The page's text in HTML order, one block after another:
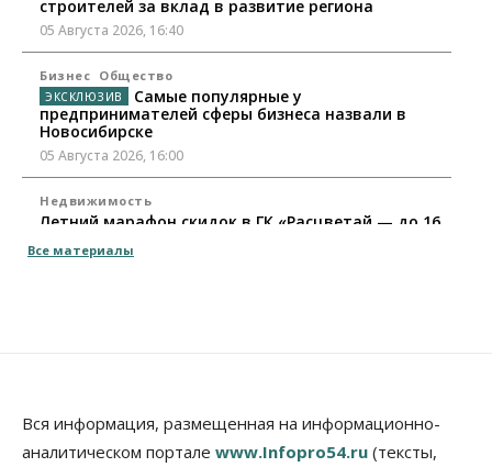
строителей за вклад в развитие региона
05 Августа 2026, 16:40
Бизнес Общество
Самые популярные у
предпринимателей сферы бизнеса назвали в
Новосибирске
05 Августа 2026, 16:00
Недвижимость
Летний марафон скидок в ГК «Расцветай — до 16
05 Августа 2026, 15:55
Бизнес
Новосибирские компании произвели косметики
на два миллиарда рублей
Все материалы
Вся информация, размещенная на информационно-
аналитическом портале www.Infopro54.ru (тексты,